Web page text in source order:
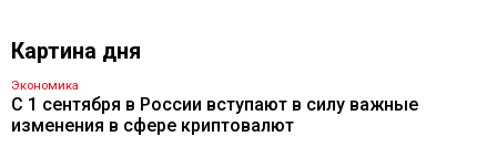
Картина дня
Экономика
С 1 сентября в России вступают в силу важные
изменения в сфере криптовалют